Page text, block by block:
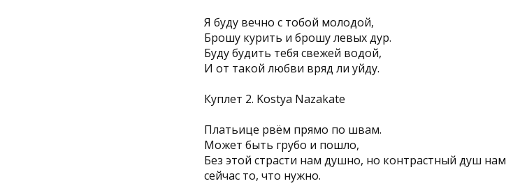
Я буду вечно с тобой молодой,
Брошу курить и брошу левых дур.
Буду будить тебя свежей водой,
И от такой любви вряд ли уйду.
Куплет 2. Kostya Nazakate
Платьице рвём прямо по швам.
Может быть грубо и пошло,
Без этой страсти нам душно, но контрастный душ нам
сейчас то, что нужно.